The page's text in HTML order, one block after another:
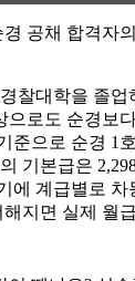
공채 합격자
찰대학을 졸업
으로도 순경보
준으로 순경 1
기본급은
에 계급별로
지면 실제 월